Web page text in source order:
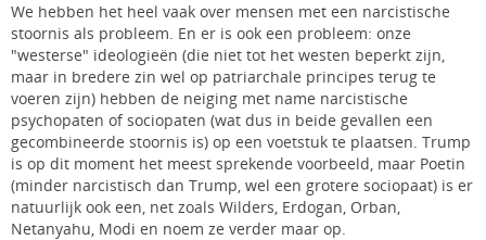
We hebben het heel vaak over mensen met een narcistische
stoornis als probleem. En er is ook een probleem: onze
"westerse" ideologieën (die niet tot het westen beperkt zijn,
maar in bredere zin wel op patriarchale principes terug te
voeren zijn) hebben de neiging met name narcistische
psychopaten of sociopaten (wat dus in beide gevallen een
gecombineerde stoornis is) op een voetstuk te plaatsen. Trump
is op dit moment het meest sprekende voorbeeld, maar Poetin
(minder narcistisch dan Trump, wel een grotere sociopaat) is er
natuurlijk ook een, net zoals Wilders, Erdogan, Orban,
Netanyahu, Modi en noem ze verder maar op.